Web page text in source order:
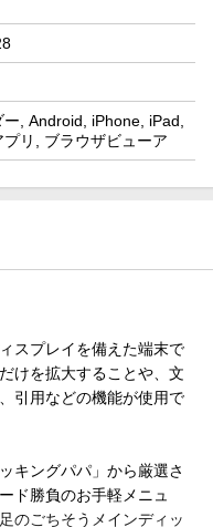
, Android, iPhone, iPad,
リ, ブラウザビューア
スプレイを備えた端末で
けを拡大することや、文
引用などの機能が使用で
キングパパ」から厳選さ
ド勝負のお手軽メニュ
のごちそうメインディッ